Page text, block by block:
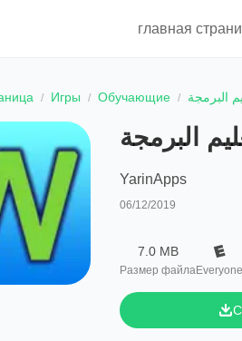
главная
Игры Обучающие البرمجة
البرمجة
YarinApps
06/12/2019
7.0 MB
Размер файлаEveryone